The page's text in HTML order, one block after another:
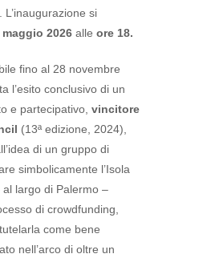
. L’inaugurazione si
2026 alle ore 18.
fino al 28 novembre
l’esito conclusivo di un
e partecipativo, vincitore
(13ª edizione, 2024),
di un gruppo di
simbolicamente l’Isola
largo di Palermo –
di crowdfunding,
come bene
nell’arco di oltre un